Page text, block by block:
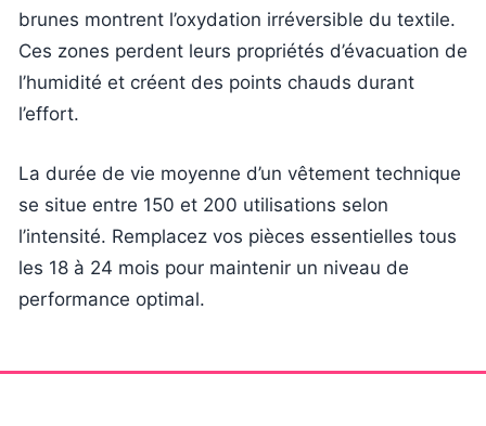
brunes montrent l’oxydation irréversible du textile.
Ces zones perdent leurs propriétés d’évacuation de
l’humidité et créent des points chauds durant
l’effort.
La durée de vie moyenne d’un vêtement technique
se situe entre 150 et 200 utilisations selon
l’intensité. Remplacez vos pièces essentielles tous
les 18 à 24 mois pour maintenir un niveau de
performance optimal.